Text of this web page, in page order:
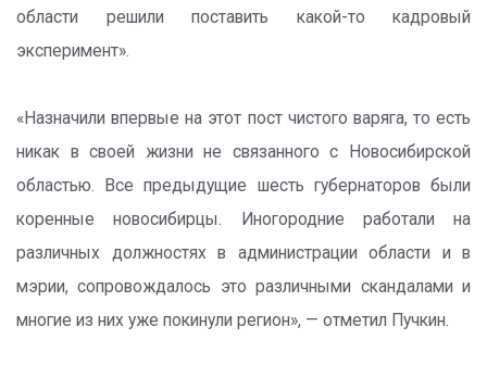
области решили поставить какой-то кадровый
эксперимент».
«Назначили впервые на этот пост чистого варяга, то есть
никак в своей жизни не связанного с Новосибирской
областью. Все предыдущие шесть губернаторов были
коренные новосибирцы. Иногородние работали на
различных должностях в администрации области и в
мэрии, сопровождалось это различными скандалами и
многие из них уже покинули регион», — отметил Пучкин.